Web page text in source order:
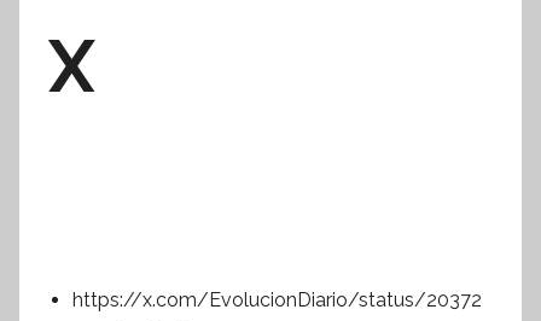
X
https://x.com/EvolucionDiario/status/20372